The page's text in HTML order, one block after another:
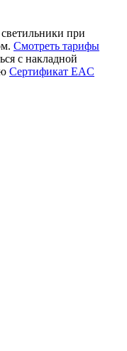
при
Смотреть тарифы
с накладной
Cертификат EAC